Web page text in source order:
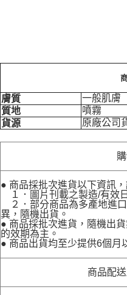
膚質
一般肌膚
質地
噴霧
貨源
原廠公司
● 商品採批次進貨以下資訊
１．圖片刊載之製造/有效
２．部分商品為多產地進
異，隨機出貨。
● 商品採批次進貨，隨機出
的效期為主。
● 商品出貨均至少提供6個月
商品配